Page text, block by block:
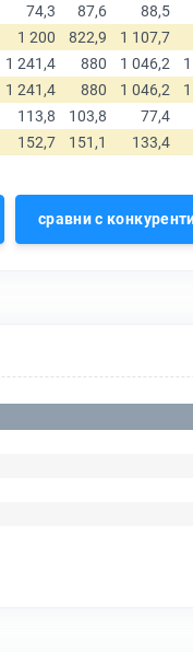
сравни с